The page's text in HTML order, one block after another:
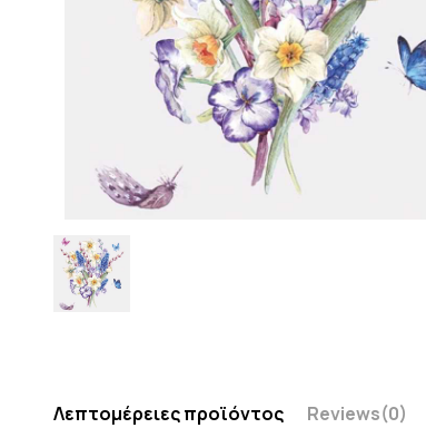
Λεπτομέρειες προϊόντος Reviews(0)